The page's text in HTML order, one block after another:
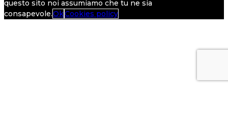
questo sito noi assumiamo che tu ne sia
consapevole.OkCookies policy